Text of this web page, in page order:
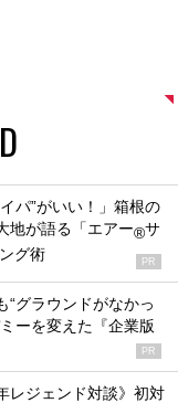
パ”がいい！」箱根の
地が語る「エアー®サ
グ術 PR
“グラウンドがなかっ
ーを変えた『企業版
PR
レジェンド対談》初対